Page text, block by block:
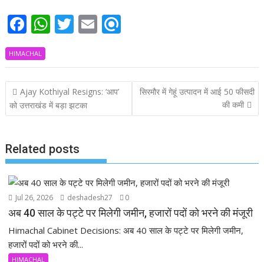
F
ac
e
b
o
o
W
at
s
A
p
T
itt
er
E
ai
l
i
n
HIMACHAL
Post
navigation
Ajay Kothiyal Resigns: ‘आप’
को उत्तराखंड में बड़ा झटका
सिरमौर में गेहूं उत्पादन में आई 50 फीसदी
की कमी
Related posts
Jul 26, 2026 deshadesh27 0
अब 40 साल के पट्टे पर मिलेगी जमीन, हजारों पदों को भरने की मंजूरी
Himachal Cabinet Decisions: अब 40 साल के पट्टे पर मिलेगी जमीन,
हजारों पदों को भरने की...
HIMACHAL